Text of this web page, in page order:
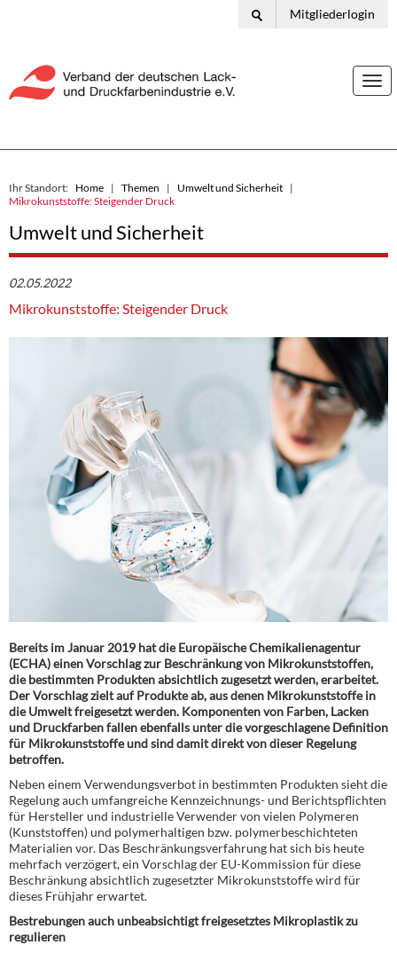
Mitgliederlogin
Ihr Standort: Home Themen
Umwelt und Sicherheit
Mikrokunststoffe: Steigender Druck
Umwelt und Sicherheit
02.05.2022
Mikrokunststoffe: Steigender Druck
Bereits im Januar 2019 hat die Europäische Chemikalienagentur
(ECHA) einen Vorschlag zur Beschränkung von Mikrokunststoffen,
die bestimmten Produkten absichtlich zugesetzt werden, erarbeitet.
Der Vorschlag zielt auf Produkte ab, aus denen Mikrokunststoffe in
die Umwelt freigesetzt werden. Komponenten von Farben, Lacken
und Druckfarben fallen ebenfalls unter die vorgeschlagene Definition
für Mikrokunststoffe und sind damit direkt von dieser Regelung
betroffen.
Neben einem Verwendungsverbot in bestimmten Produkten sieht die
Regelung auch umfangreiche Kennzeichnungs- und Berichtspflichten
für Hersteller und industrielle Verwender von vielen Polymeren
(Kunststoffen) und polymerhaltigen bzw. polymerbeschichteten
Materialien vor. Das Beschränkungsverfahrung hat sich bis heute
mehrfach verzögert, ein Vorschlag der EU-Kommission für diese
Beschränkung absichtlich zugesetzter Mikrokunststoffe wird für
dieses Frühjahr erwartet.
Bestrebungen auch unbeabsichtigt freigesetztes Mikroplastik zu
regulieren